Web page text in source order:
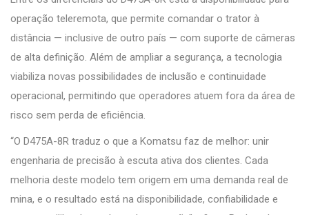
operação teleremota, que permite comandar o trator à
distância — inclusive de outro país — com suporte de câmeras
de alta definição. Além de ampliar a segurança, a tecnologia
viabiliza novas possibilidades de inclusão e continuidade
operacional, permitindo que operadores atuem fora da área de
risco sem perda de eficiência.
“O D475A-8R traduz o que a Komatsu faz de melhor: unir
engenharia de precisão à escuta ativa dos clientes. Cada
melhoria deste modelo tem origem em uma demanda real de
mina, e o resultado está na disponibilidade, confiabilidade e